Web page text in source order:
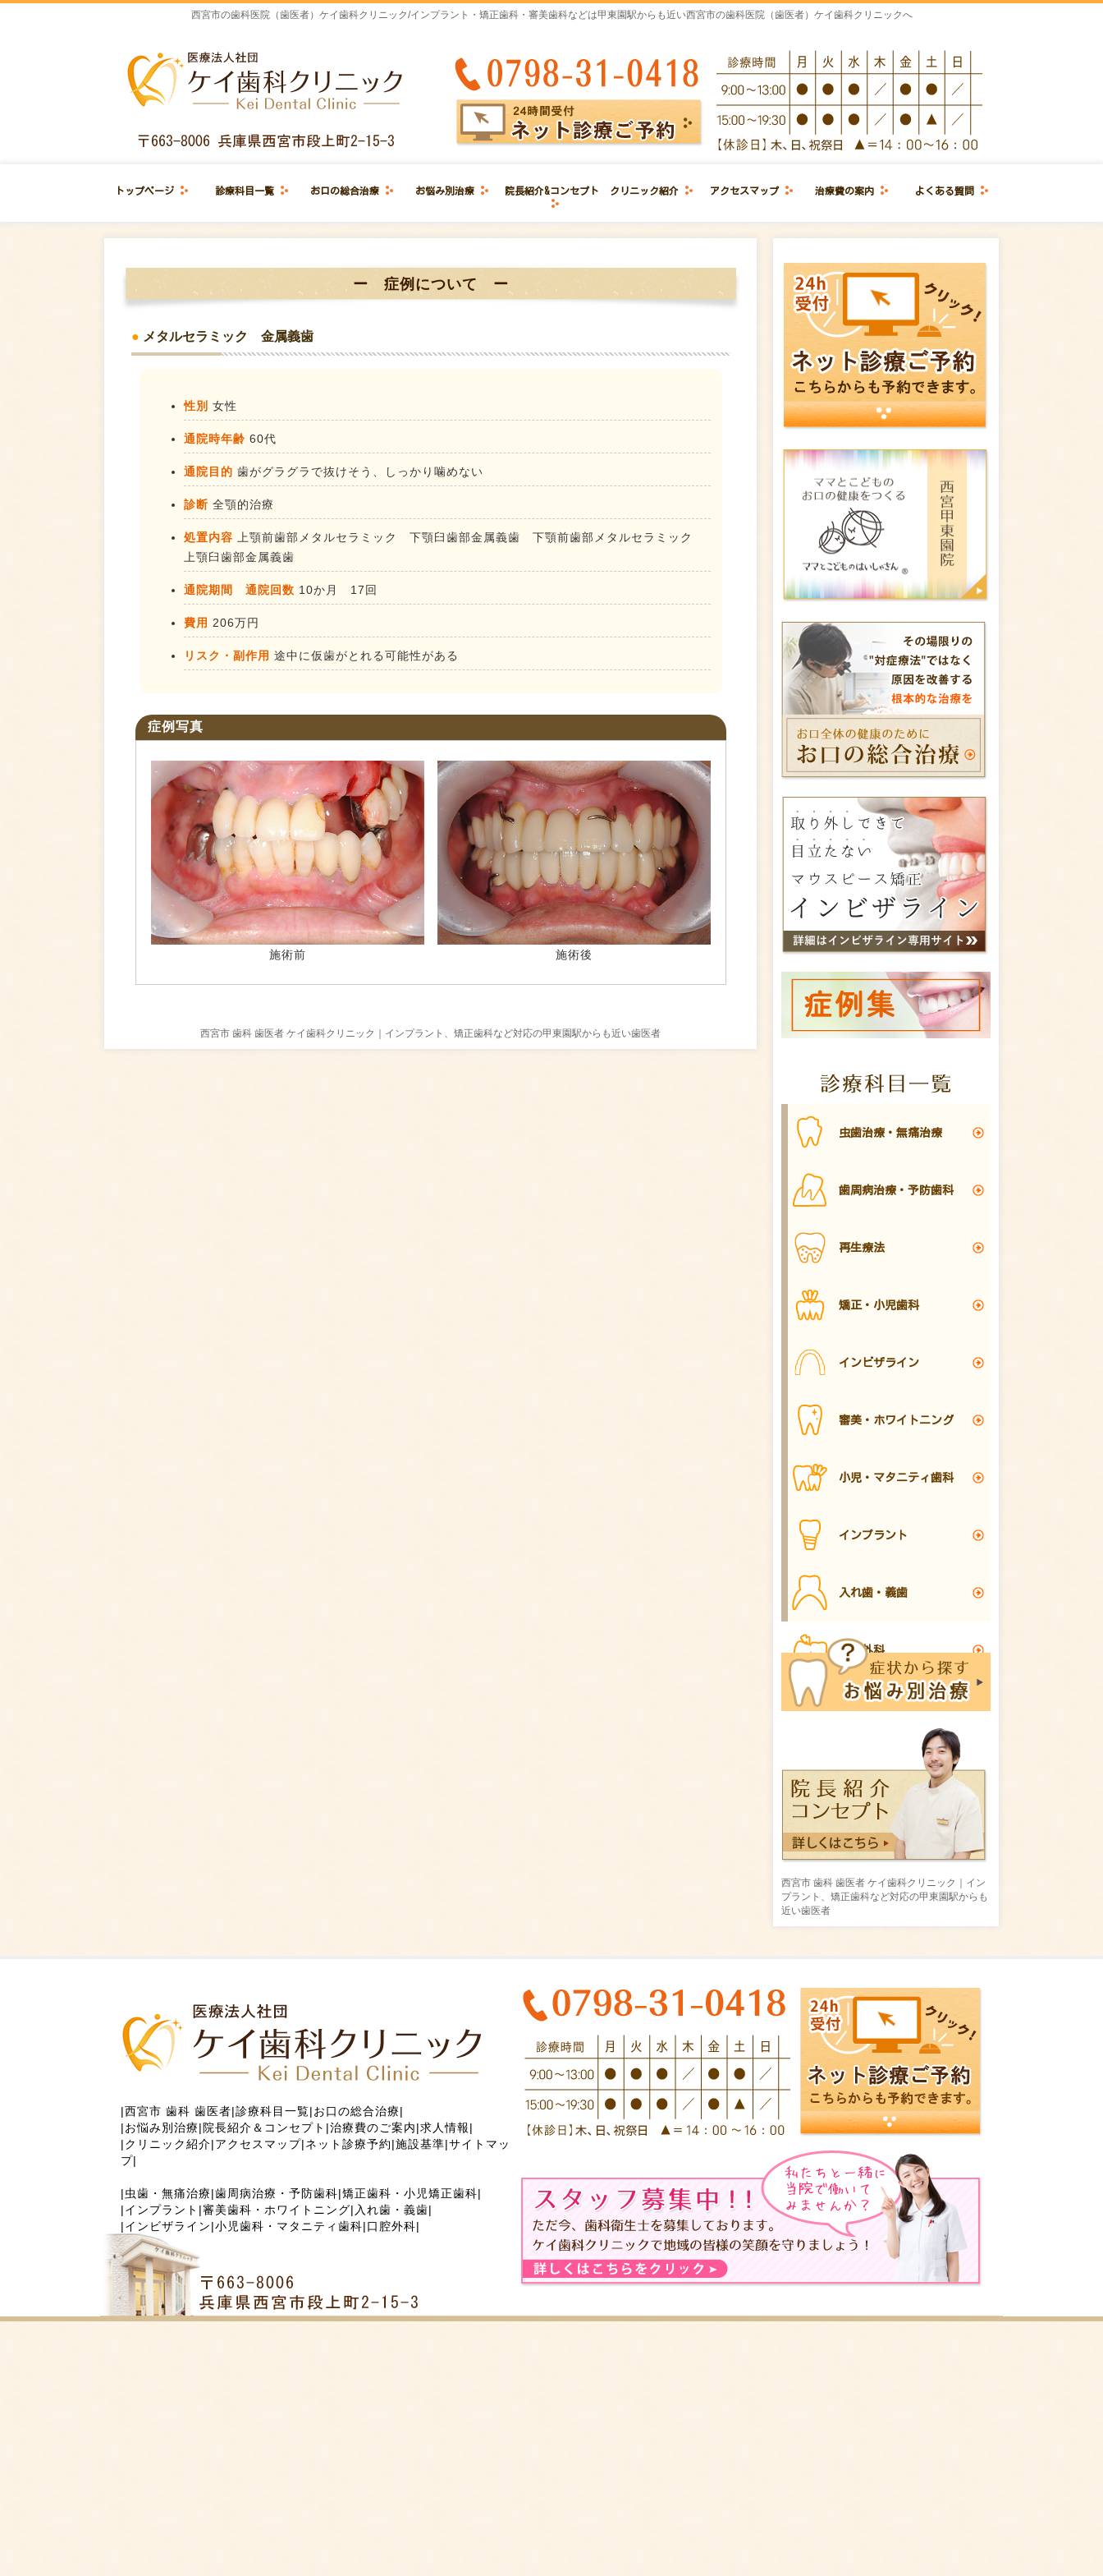
西宮市の歯科医院（歯医者）ケイ歯科クリニック/インプラント・矯正歯科・審美歯科などは甲東園駅からも近い西宮市の歯科医院（歯医者）ケイ歯科クリニックへ
トップページ 診療科目一覧 お口の総合治療 お悩み別治療 院長紹介&コンセプト クリニック紹介 アクセスマップ 治療費の案内 よくある質問
ー 症例について ー
● メタルセラミック 金属義歯
性別 女性
通院時年齢 60代
通院目的 歯がグラグラで抜けそう、しっかり噛めない
診断 全顎的治療
処置内容 上顎前歯部メタルセラミック 下顎臼歯部金属義歯 下顎前歯部メタルセラミック
上顎臼歯部金属義歯
通院期間 通院回数 10か月 17回
費用 206万円
リスク・副作用 途中に仮歯がとれる可能性がある
症例写真
施術前 施術後
西宮市 歯科 歯医者 ケイ歯科クリニック｜インプラント、矯正歯科など対応の甲東園駅からも近い歯医者
虫歯治療・無痛治療
歯周病治療・予防歯科
再生療法
矯正・小児歯科
インビザライン
審美・ホワイトニング
小児・マタニティ歯科
インプラント
入れ歯・義歯
口腔外科
西宮市 歯科 歯医者 ケイ歯科クリニック｜イン
プラント、矯正歯科など対応の甲東園駅からも
近い歯医者
|西宮市 歯科 歯医者|診療科目一覧|お口の総合治療|
|お悩み別治療|院長紹介＆コンセプト |治療費のご案内|求人情報|
|クリニック紹介|アクセスマップ|ネット診療予約|施設基準|サイトマッ
プ|
|虫歯・無痛治療|歯周病治療・予防歯科|矯正歯科・小児矯正歯科|
|インプラント |審美歯科・ホワイトニング| 入れ歯・義歯|
|インビザライン|小児歯科・マタニティ歯科|口腔外科|